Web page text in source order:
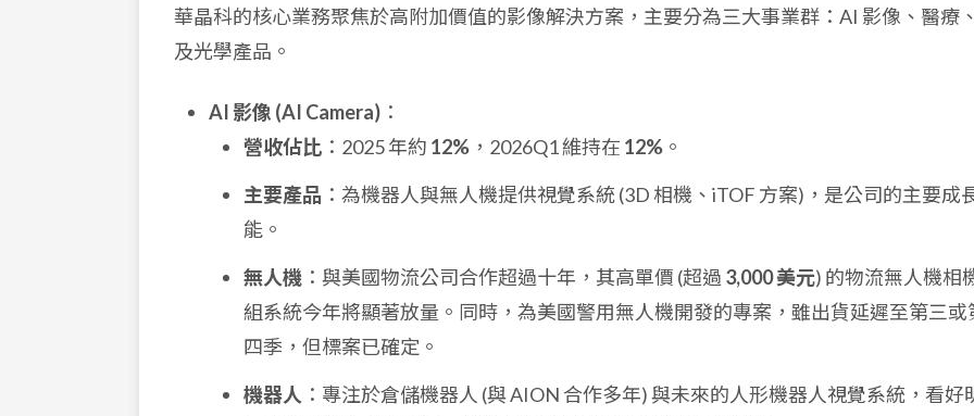
華晶科的核心業務聚焦於高附加價值的影像解決方案，主要分為三大事業群：AI 影像、醫療
及光學產品。
AI 影像 (AI Camera) ：
營收佔比 ：2025 年約 12% ，2026Q1 維持在 12% 。
主要產品 ：為機器人與無人機提供視覺系統 (3D 相機、iTOF 方案)，是公司的主要成
能。
無人機 ：與美國物流公司合作超過十年，其高單價 (超過 3,000 美元) 的物流無人機相
組系統今年將顯著放量。同時，為美國警用無人機開發的專案，雖出貨延遲至第三或
四季，但標案已確定。
機器人 ：專注於倉儲機器人 (與 AION 合作多年) 與未來的人形機器人視覺系統，看好